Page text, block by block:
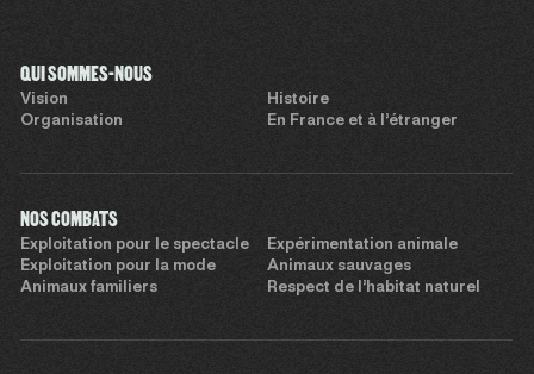
QUI SOMMES-NOUS
Vision
Histoire
Organisation
En France et à l’étranger
NOS COMBATS
Exploitation pour le spectacle
Expérimentation animale
Exploitation pour la mode
Animaux sauvages
Animaux familiers
Respect de l’habitat naturel